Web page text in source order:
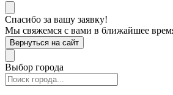
Спасибо за вашу заявку!
Мы свяжемся с вами в ближайшее
Вернуться на сайт
Выбор города